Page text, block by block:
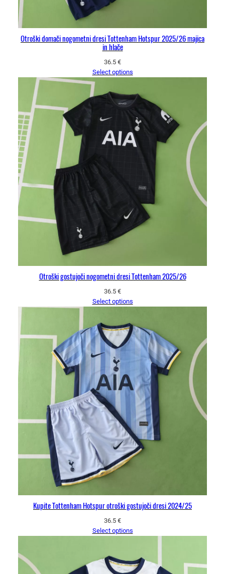
Otroški domači nogometni dresi Tottenham Hotspur 2025/26 majica
in hlače
36.5 €
Select options
Otroški gostujoči nogometni dresi Tottenham 2025/26
36.5 €
Select options
Kupite Tottenham Hotspur otroški gostujoči dresi 2024/25
36.5 €
Select options